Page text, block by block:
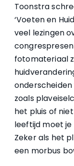
Toonstra
‘Voeten en
veel lezingen
fotomateriaal
zoals
het pluis of
leeftijd moet
Zeker als het
een morbus